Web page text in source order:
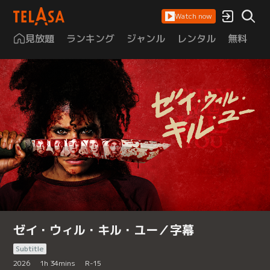
Watch now
見放題 ランキング ジャンル レンタル 無料
ゼイ・ウィル・キル・ユー／字幕
Subtitle
2026
1h 34mins R-15